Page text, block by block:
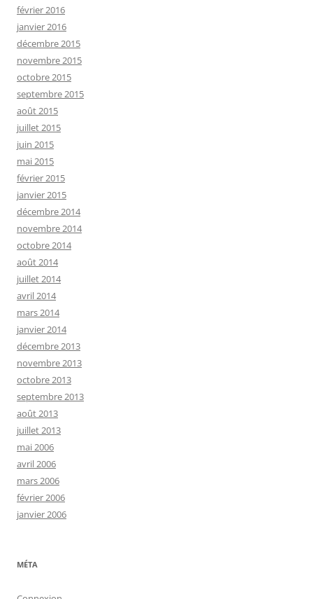
février 2016
janvier 2016
décembre 2015
novembre 2015
octobre 2015
septembre 2015
août 2015
juillet 2015
juin 2015
mai 2015
février 2015
janvier 2015
décembre 2014
novembre 2014
octobre 2014
août 2014
juillet 2014
avril 2014
mars 2014
janvier 2014
décembre 2013
novembre 2013
octobre 2013
septembre 2013
août 2013
juillet 2013
mai 2006
avril 2006
mars 2006
février 2006
janvier 2006
MÉTA